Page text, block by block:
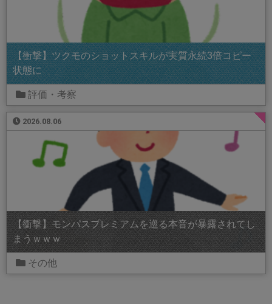
【衝撃】ツクモのショットスキルが実質永続3倍コピー
状態に
評価・考察
2026.08.06
【衝撃】モンパスプレミアムを巡る本音が暴露されてし
まうｗｗｗ
その他